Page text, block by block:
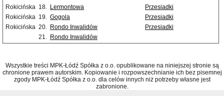
Rokicińska 18. Lermontowa
Przesiadki
Rokicińska 19. Gogola
Przesiadki
Rokicińska 20. Rondo Inwalidów
Przesiadki
21. Rondo Inwalidów
Wszystkie treści MPK-Łódź Spółka z o.o. opublikowane na niniejszej stronie są
chronione prawem autorskim. Kopiowanie i rozpowszechnianie ich bez pisemnej
zgody MPK-Łódź Spółka z o.o. dla celów innych niż potrzeby własne jest
zabronione.